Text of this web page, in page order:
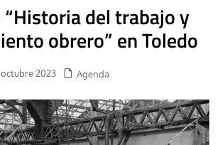
del trabajo y
obrero” en Toledo
octubre 2023 Agenda